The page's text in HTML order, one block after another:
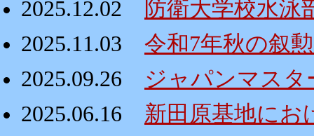
2025.12.02
防衛大学校水泳
2025.11.03
令和7年秋の叙
2025.09.26
ジャパンマスタ
2025.06.16
新田原基地にお